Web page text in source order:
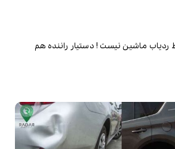
ردیاب ماشین نیست ! دستیار راننده هم